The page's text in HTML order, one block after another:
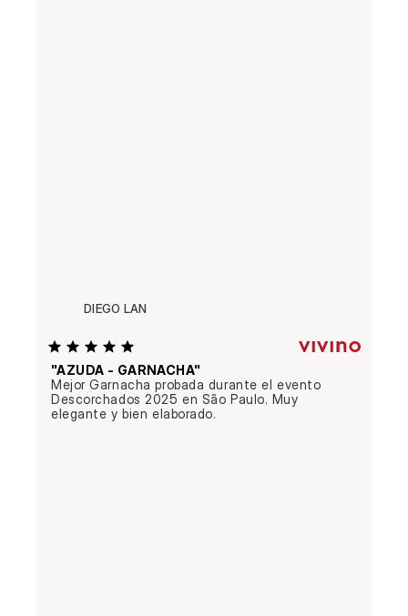
DIEGO LAN
"AZUDA - GARNACHA"
Mejor Garnacha probada durante el evento
Descorchados 2025 en São Paulo. Muy
elegante y bien elaborado.